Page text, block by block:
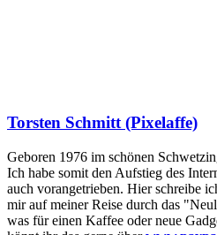
Torsten Schmitt (Pixelaffe)
Geboren 1976 im schönen
Ich habe somit den Aufstieg des
auch vorangetrieben. Hier schreibe
mir auf meiner Reise durch das
was für einen Kaffee oder neue